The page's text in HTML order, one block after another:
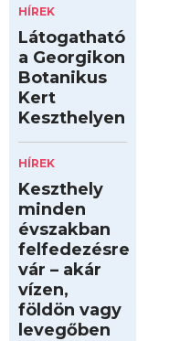
HÍREK
Látogatható
a Georgikon
Botanikus
Kert
Keszthelyen
HÍREK
Keszthely
minden
évszakban
felfedezésre
vár – akár
vízen,
földön vagy
levegőben